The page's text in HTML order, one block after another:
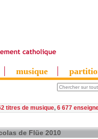
musique
titres de musique, 6 677
de Flüe 2010